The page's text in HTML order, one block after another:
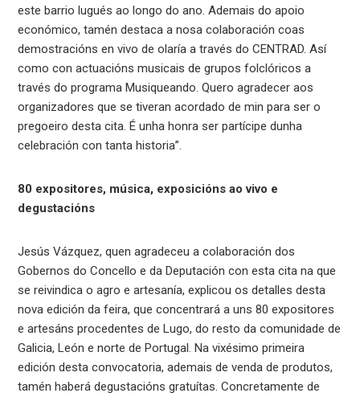
este barrio lugués ao longo do ano​. Ademais do apoio
económico, tamén destaca a nosa colaboración coas
demostracións en vivo de olaría a través do CENTRAD. Así
como con actuacións musicais de grupos folclóricos a
través do programa Musiqueando. Quero agradecer aos
organizadores que se tiveran acordado de min para ser o
pregoeiro desta cita. É unha honra ser partícipe dunha
celebración con tanta historia”.
80 expositores, música, exposicións ao vivo e
degustacións
Jesús Vázquez, quen agradeceu a colaboración dos
Gobernos do Concello e da Deputación con esta cita na que
se reivindica o agro e artesanía, explicou os detalles desta
nova edición da feira, que concentrará a uns 80 expositores
e artesáns procedentes de Lugo, do resto da comunidade de
Galicia, León e norte de Portugal. Na vixésimo primeira
edición desta convocatoria, ademais de venda de produtos,
tamén haberá degustacións gratuítas. Concretamente de